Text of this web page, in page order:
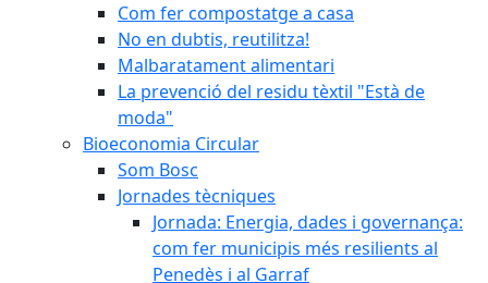
Com fer compostatge a casa
No en dubtis, reutilitza!
Malbaratament alimentari
La prevenció del residu tèxtil "Està de
moda"
Bioeconomia Circular
Som Bosc
Jornades tècniques
Jornada: Energia, dades i governança:
com fer municipis més resilients al
Penedès i al Garraf